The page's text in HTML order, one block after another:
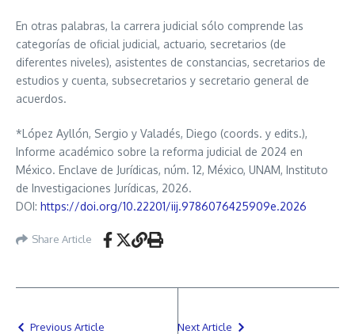
En otras palabras, la carrera judicial sólo comprende las
categorías de oficial judicial, actuario, secretarios (de
diferentes niveles), asistentes de constancias, secretarios de
estudios y cuenta, subsecretarios y secretario general de
acuerdos.
*López Ayllón, Sergio y Valadés, Diego (coords. y edits.),
Informe académico sobre la reforma judicial de 2024 en
México. Enclave de Jurídicas, núm. 12, México, UNAM, Instituto
de Investigaciones Jurídicas, 2026.
DOI: https://doi.org/10.22201/iij.9786076425909e.2026
Share Article
Previous Article Next Article